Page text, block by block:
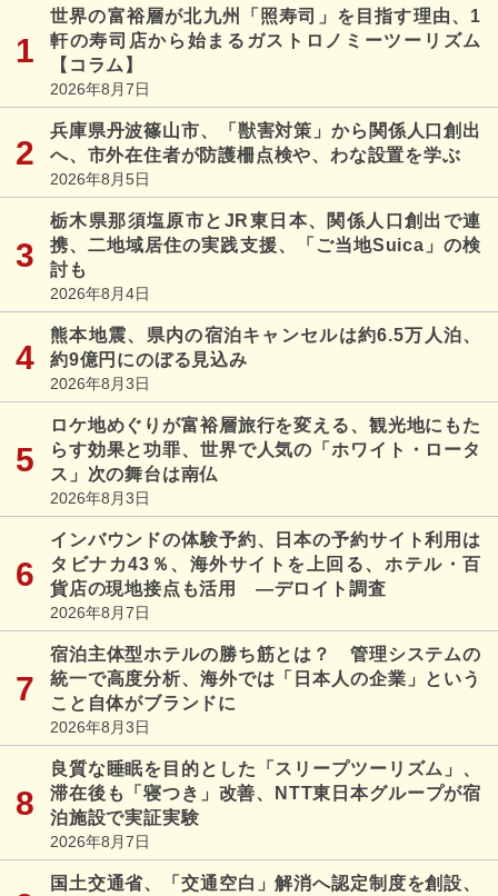
世界の富裕層が北九州「照寿司」を目指す理由、1
軒の寿司店から始まるガストロノミーツーリズム
【コラム】
2026年8月7日
兵庫県丹波篠山市、「獣害対策」から関係人口創出
へ、市外在住者が防護柵点検や、わな設置を学ぶ
2026年8月5日
栃木県那須塩原市とJR東日本、関係人口創出で連
携、二地域居住の実践支援、「ご当地Suica」の検
討も
2026年8月4日
熊本地震、県内の宿泊キャンセルは約6.5万人泊、
約9億円にのぼる見込み
2026年8月3日
ロケ地めぐりが富裕層旅行を変える、観光地にもた
らす効果と功罪、世界で人気の「ホワイト・ロータ
ス」次の舞台は南仏
2026年8月3日
インバウンドの体験予約、日本の予約サイト利用は
タビナカ43％、海外サイトを上回る、ホテル・百
貨店の現地接点も活用 ―デロイト調査
2026年8月7日
宿泊主体型ホテルの勝ち筋とは？ 管理システムの
統一で高度分析、海外では「日本人の企業」という
こと自体がブランドに
2026年8月3日
良質な睡眠を目的とした「スリープツーリズム」、
滞在後も「寝つき」改善、NTT東日本グループが宿
泊施設で実証実験
2026年8月7日
国土交通省、「交通空白」解消へ認定制度を創設、